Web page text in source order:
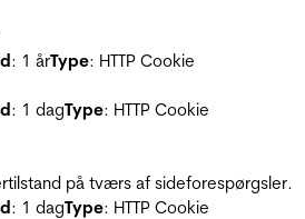
: 1 årType: HTTP Cookie
: 1 dagType: HTTP Cookie
på tværs af sideforespørgsler.
: 1 dagType: HTTP Cookie